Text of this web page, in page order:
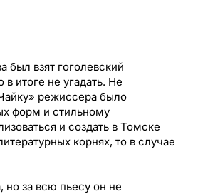
был взят гоголевский
итоге не угадать. Не
режиссера было
форм и стильному
и создать в Томске
корнях, то в случае
за всю пьесу он не